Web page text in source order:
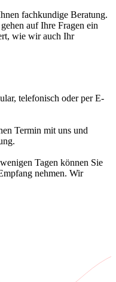
fachkundige Beratung.
auf Ihre Fragen ein
wie wir auch Ihr
telefonisch oder per E-
Termin mit uns und
Tagen können Sie
nehmen. Wir